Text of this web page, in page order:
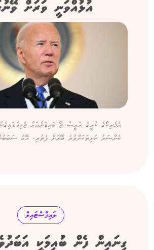
އުޅުއްވަނީ ވަރަށް
އެމެރިކާގެ ކުރީގެ ރައީސް ޖޯ ބައިޑަންއަށް
ކެންސަރު ކަށިތަކަށްވުރެ ބޭރަށް ފެތުރި، އޭގެ
ލައިފްސްޓައިލް
ގިނައިން ފެން ބުއިމަކީ